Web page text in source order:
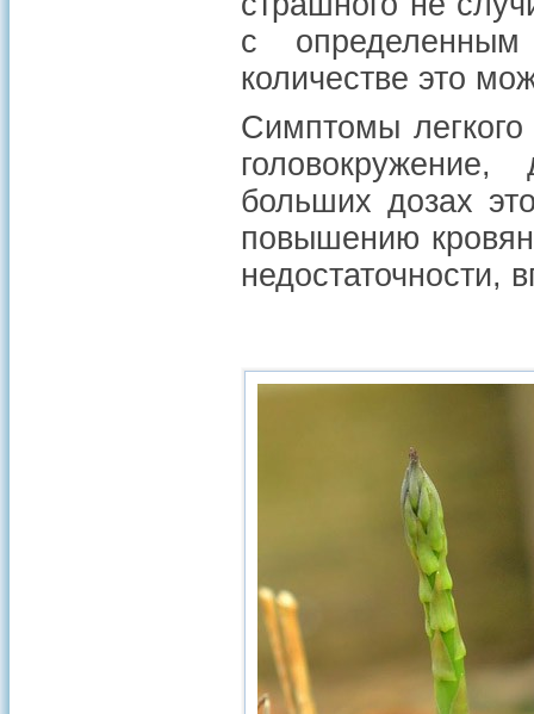
с
количестве это
Симптомы
больших дозах
повышению
недостаточности,